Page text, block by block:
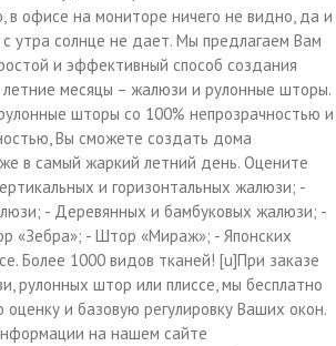
в офисе на мониторе ничего не видно, да и
с утра солнце не дает. Мы предлагаем Вам
и эффективный способ создания
месяцы – жалюзи и рулонные шторы.
шторы со 100% непрозрачностью и
Вы сможете создать дома
в самый жаркий летний день. Оцените
и горизонтальных жалюзи; -
- Деревянных и бамбуковых жалюзи; -
«Зебра»; - Штор «Мираж»; - Японских
Более 1000 видов тканей! [u]При заказе
рулонных штор или плиссе, мы бесплатно
и базовую регулировку Ваших окон.
на нашем сайте